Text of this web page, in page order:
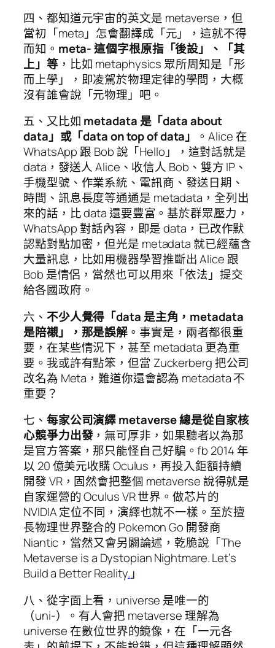
四、都知道元宇宙的英文是 metaverse，但
當初「meta」怎會翻譯成「元」，這就不得
而知。 meta- 這個字根原指「後設」、「其
上」等，比如 metaphysics 眾所周知是「形
而上學」，即凌駕於物理定律的學問，大概
沒有誰會說「元物理」吧。
五、又比如 metadata 是「data about
data」或「data on top of data」
。Alice 在
WhatsApp 跟 Bob 說「Hello」，這對話就是
data，發送人 Alice、收信人 Bob、雙方 IP、
手機型號、作業系統、電訊商、發送日期、
時間、訊息長度等通通是 metadata，全列出
來的話，比 data 還要豐富。基於群眾壓力，
WhatsApp 對話內容，即是 data，已改作默
認點對點加密，但光是 metadata 就已經蘊含
大量訊息，比如用機器學習推斷出 Alice 跟
Bob 是情侶，當然也可以用來「依法」提交
給各國政府。
六、 不少人覺得「data 是主角，metadata
是陪襯」，那是誤解 。事實是，兩者都很重
要，在某些情況下，甚至 metadata 更為重
要。我或許有點笨，但當 Zuckerberg 把公司
改名為 Meta，難道你還會認為 metadata 不
重要？
七、 每家公司演繹 metaverse 總是從自家核
心競爭力出發，無可厚非，如果聽者以為那
是官方答案，那只能怪自己好騙。fb 2014 年
以 20 億美元收購 Oculus，再投入鉅額持續
開發 VR，固然會把整個 metaverse 說得就是
自家運營的 Oculus VR 世界。做芯片的
NVIDIA 定位不同，演繹也就不一樣。至於擅
長物理世界整合的 Pokemon Go 開發商
Niantic，當然又會另闢論述，乾脆說「The
Metaverse is a Dystopian Nightmare. Let’s
Build a Better Reality. 」
八、從字面上看，universe 是唯一的
（uni-）。有人會把 metaverse 理解為
universe 在數位世界的鏡像，在「一元各